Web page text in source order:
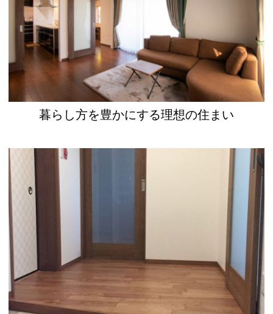
暮らし方を豊かにする理想の住まい